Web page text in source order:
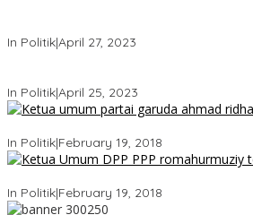
In Politik|April 27, 2023
In Politik|April 25, 2023
In Politik|February 19, 2018
In Politik|February 19, 2018